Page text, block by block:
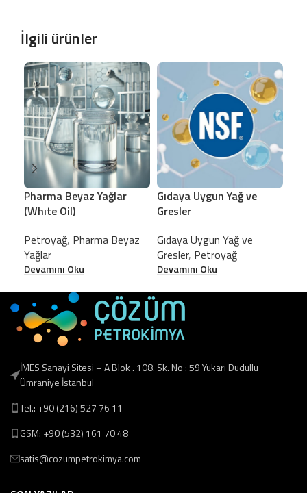
İlgili ürünler
Pharma Beyaz Yağlar
(Whıte Oil)
Petroyağ, Pharma Beyaz
Yağlar
Devamını Oku
Gıdaya Uygun Yağ ve
Gresler
Gıdaya Uygun Yağ ve
Gresler, Petroyağ
Devamını Oku
İMES Sanayi Sitesi – A Blok . 108. Sk. No : 59 Yukarı Dudullu
Ümraniye İstanbul
Tel.: +90 (216) 527 76 11
GSM: +90 (532) 161 70 48
satis@cozumpetrokimya.com